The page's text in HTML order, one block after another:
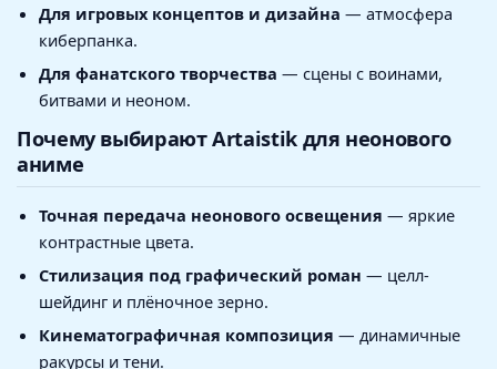
Для игровых концептов и дизайна — атмосфера
киберпанка.
Для фанатского творчества — сцены с воинами,
битвами и неоном.
Почему выбирают Artaistik для неонового
аниме
Точная передача неонового освещения — яркие
контрастные цвета.
Стилизация под графический роман — целл-
шейдинг и плёночное зерно.
Кинематографичная композиция — динамичные
ракурсы и тени.